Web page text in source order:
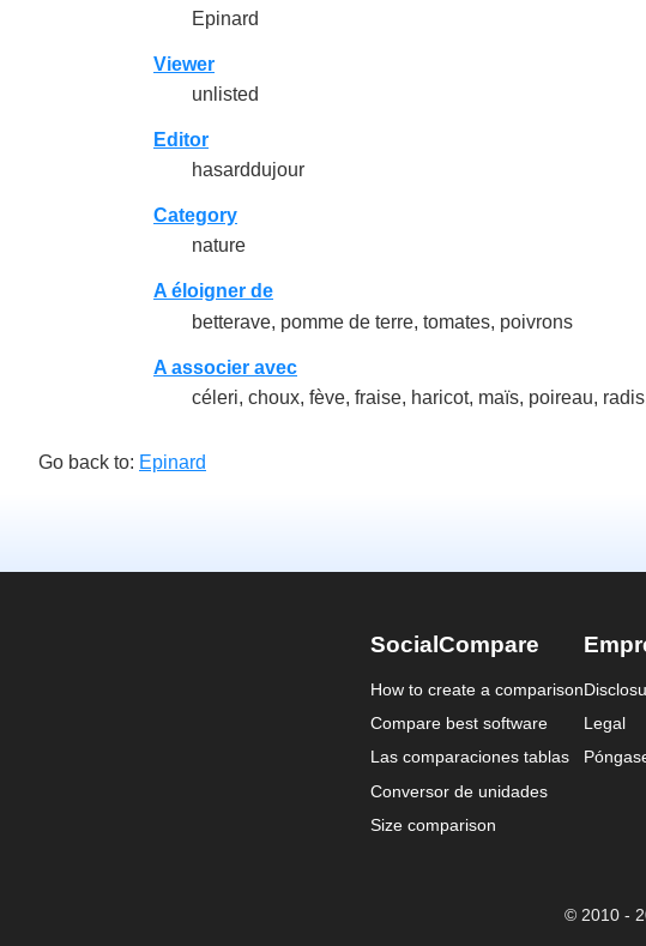
Epinard
Viewer
unlisted
Editor
hasarddujour
Category
nature
A éloigner de
betterave, pomme de terre, tomates, poivrons
A associer avec
céleri, choux, fève, fraise, haricot, maïs, poireau,
Go back to: Epinard
SocialCompare
How to create a comparison
Compare best software
Las comparaciones tablas
Conversor de unidades
Size comparison
Legal
© 2010 -